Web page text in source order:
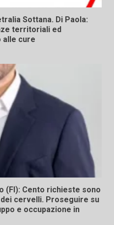
Sottana. Di Paola:
territoriali ed
alle cure
(FI): Cento richieste sono
cervelli. Proseguire su
e occupazione in